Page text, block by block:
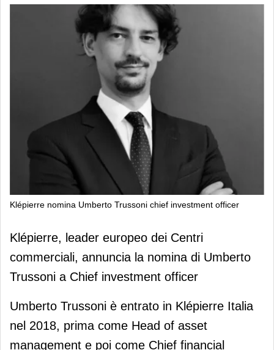
Klépierre nomina Umberto Trussoni chief investment officer
Klépierre nomina Umberto Trussoni
chief investment officer
Klépierre, leader europeo dei Centri
commerciali, annuncia la nomina di Umberto
Trussoni a Chief investment officer
Umberto Trussoni è entrato in Klépierre Italia
nel 2018, prima come Head of asset
management e poi come Chief financial